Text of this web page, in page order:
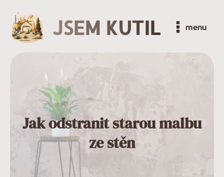
JSEM KUTIL menu
Jak odstranit starou malbu
ze stěn